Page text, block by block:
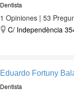
Dentista
1 Opiniones | 53
C/ Independència
Eduardo Fortuny
Dentista